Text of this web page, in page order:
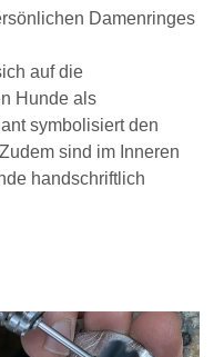
Damenringes
auf die
Hunde als
symbolisiert den
sind im Inneren
handschriftlich